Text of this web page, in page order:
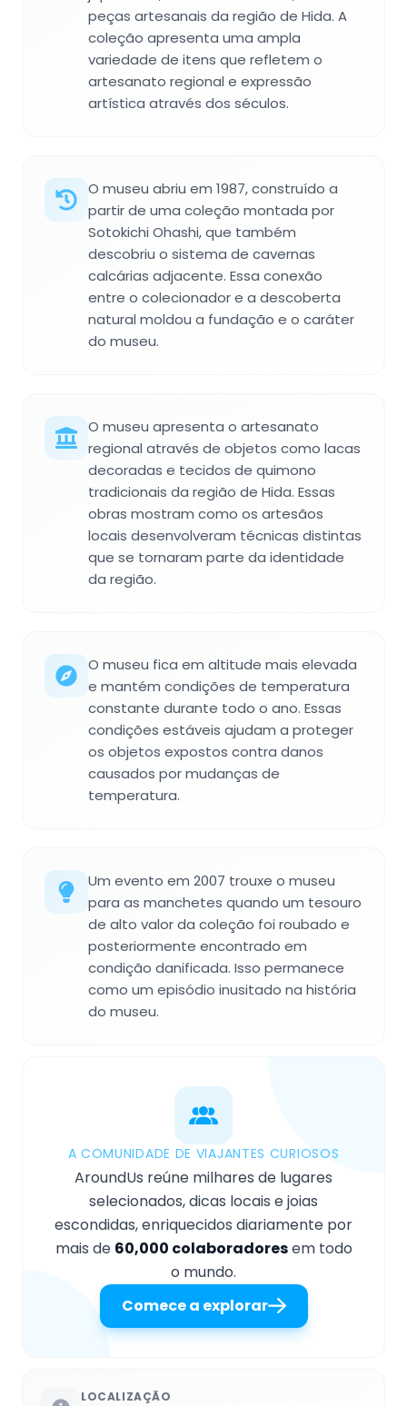
peças artesanais da região de Hida. A
coleção apresenta uma ampla
variedade de itens que refletem o
artesanato regional e expressão
artística através dos séculos.
O museu abriu em 1987, construído a
partir de uma coleção montada por
Sotokichi Ohashi, que também
descobriu o sistema de cavernas
calcárias adjacente. Essa conexão
entre o colecionador e a descoberta
natural moldou a fundação e o caráter
do museu.
O museu apresenta o artesanato
regional através de objetos como lacas
decoradas e tecidos de quimono
tradicionais da região de Hida. Essas
obras mostram como os artesãos
locais desenvolveram técnicas distintas
que se tornaram parte da identidade
da região.
O museu fica em altitude mais elevada
e mantém condições de temperatura
constante durante todo o ano. Essas
condições estáveis ajudam a proteger
os objetos expostos contra danos
causados por mudanças de
temperatura.
Um evento em 2007 trouxe o museu
para as manchetes quando um tesouro
de alto valor da coleção foi roubado e
posteriormente encontrado em
condição danificada. Isso permanece
como um episódio inusitado na história
do museu.
A COMUNIDADE DE VIAJANTES CURIOSOS
AroundUs reúne milhares de lugares
selecionados, dicas locais e joias
escondidas, enriquecidos diariamente por
mais de 60,000 colaboradoresem todo
o mundo.
Comece a explorar
LOCALIZAÇÃO